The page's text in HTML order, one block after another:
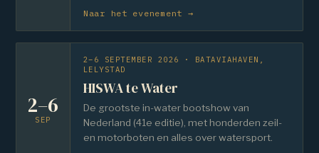
Naar het evenement →
2–6
SEP
2–6 SEPTEMBER 2026 · BATAVIAHAVEN,
LELYSTAD
HISWA te Water
De grootste in-water bootshow van
Nederland (41e editie), met honderden zeil-
en motorboten en alles over watersport.